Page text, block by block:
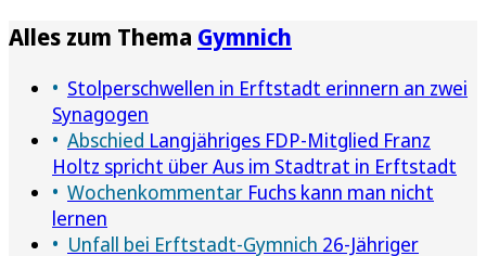
Alles zum Thema Gymnich
Stolperschwellen in Erftstadt erinnern an zwei
Synagogen
Abschied Langjähriges FDP-Mitglied Franz
Holtz spricht über Aus im Stadtrat in Erftstadt
Wochenkommentar Fuchs kann man nicht
lernen
Unfall bei Erftstadt-Gymnich 26-Jähriger